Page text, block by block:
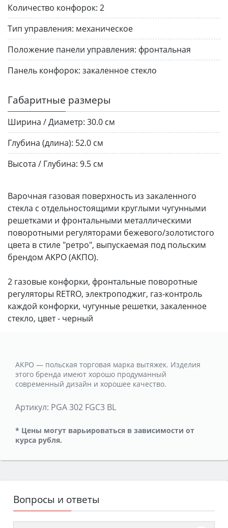
Количество конфорок: 2
Тип управления: механическое
Положение панели управления: фронтальная
Панель конфорок: закаленное стекло
Габаритные размеры
Ширина / Диаметр: 30.0 см
Глубина (длина): 52.0 см
Высота / Глубина: 9.5 см
Варочная газовая поверхность из закаленного
стекла с отдельностоящими круглыми чугунными
решетками и фронтальными металлическими
поворотными регуляторами бежевого/золотистого
цвета в стиле "ретро", выпускаемая под польским
брендом AKPO (АКПО).
2 газовые конфорки, фронтальные поворотные
регуляторы RETRO, электроподжиг, газ-контроль
каждой конфорки, чугунные решетки, закаленное
стекло, цвет - черный
AKPO — польская торговая марка вытяжек. Изделия
этого бренда имеют хорошо продуманный
современный дизайн и хорошее качество.
Артикул: PGA 302 FGC3 BL
* Цены могут варьироваться в зависимости от
курса рубля.
Вопросы и ответы